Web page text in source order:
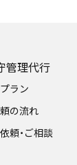
管理代行
ラン
の流れ
頼・ご相談